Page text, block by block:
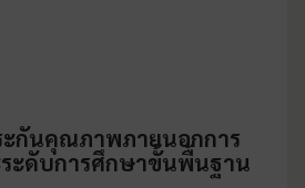
ะกันคุณภาพภายนอกการ
ะดับการศึกษาขั้นพื้นฐาน